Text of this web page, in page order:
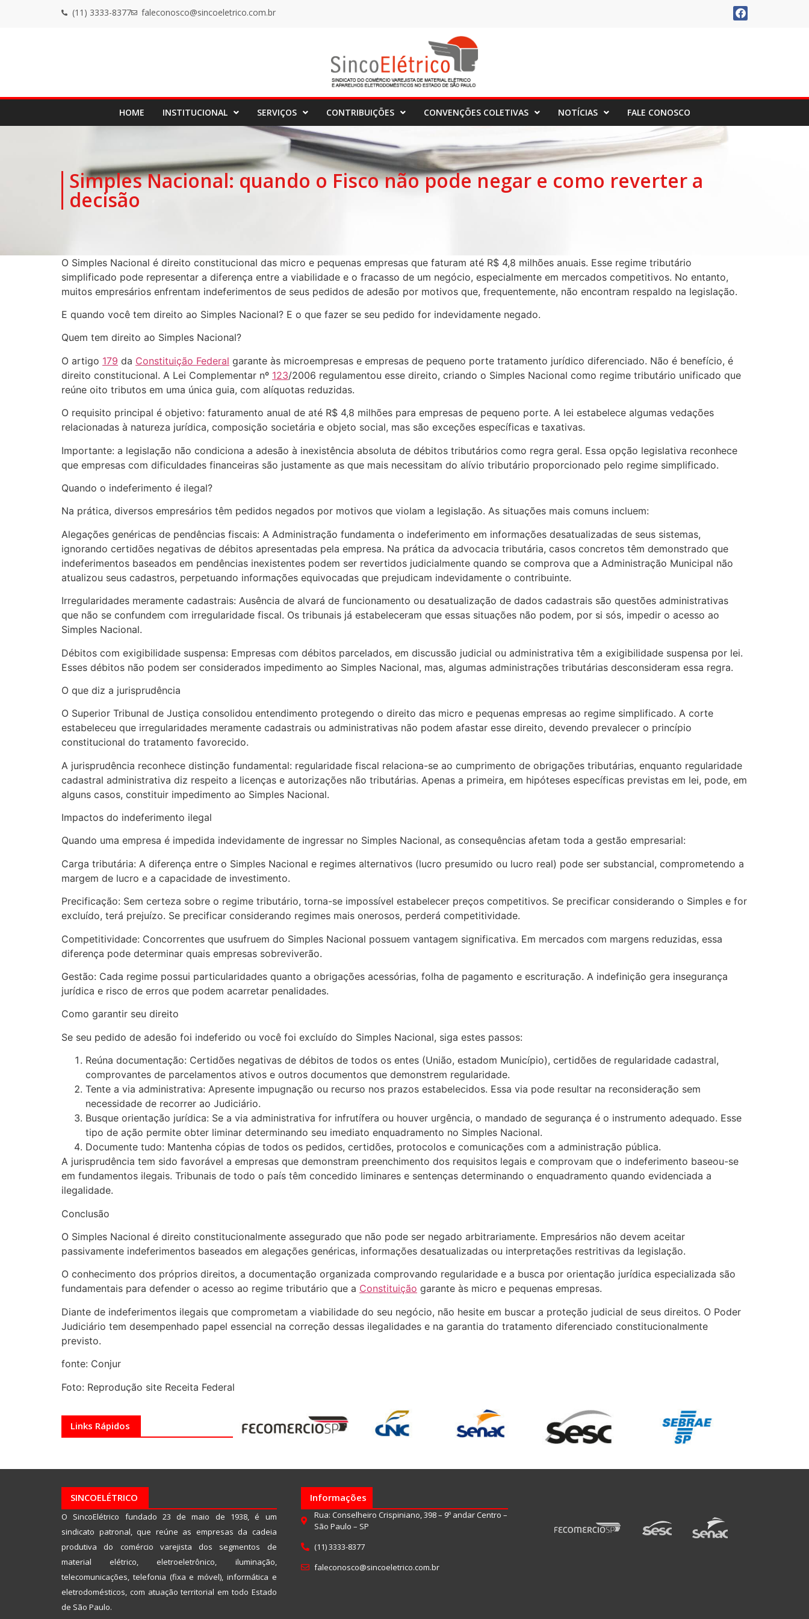
(11) 3333-8377 faleconosco@sincoeletrico.com.br
HOME INSTITUCIONAL SERVIÇOS CONTRIBUIÇÕES CONVENÇÕES COLETIVAS NOTÍCIAS FALE CONOSCO
Simples Nacional: quando o Fisco não pode negar e como reverter a
decisão
O Simples Nacional é direito constitucional das micro e pequenas empresas que faturam até R$ 4,8 milhões anuais. Esse regime tributário
simplificado pode representar a diferença entre a viabilidade e o fracasso de um negócio, especialmente em mercados competitivos. No entanto,
muitos empresários enfrentam indeferimentos de seus pedidos de adesão por motivos que, frequentemente, não encontram respaldo na legislação.
E quando você tem direito ao Simples Nacional? E o que fazer se seu pedido for indevidamente negado.
Quem tem direito ao Simples Nacional?
O artigo 179 da Constituição Federal garante às microempresas e empresas de pequeno porte tratamento jurídico diferenciado. Não é benefício, é
direito constitucional. A Lei Complementar nº 123/2006 regulamentou esse direito, criando o Simples Nacional como regime tributário unificado que
reúne oito tributos em uma única guia, com alíquotas reduzidas.
O requisito principal é objetivo: faturamento anual de até R$ 4,8 milhões para empresas de pequeno porte. A lei estabelece algumas vedações
relacionadas à natureza jurídica, composição societária e objeto social, mas são exceções específicas e taxativas.
Importante: a legislação não condiciona a adesão à inexistência absoluta de débitos tributários como regra geral. Essa opção legislativa reconhece
que empresas com dificuldades financeiras são justamente as que mais necessitam do alívio tributário proporcionado pelo regime simplificado.
Quando o indeferimento é ilegal?
Na prática, diversos empresários têm pedidos negados por motivos que violam a legislação. As situações mais comuns incluem:
Alegações genéricas de pendências fiscais: A Administração fundamenta o indeferimento em informações desatualizadas de seus sistemas,
ignorando certidões negativas de débitos apresentadas pela empresa. Na prática da advocacia tributária, casos concretos têm demonstrado que
indeferimentos baseados em pendências inexistentes podem ser revertidos judicialmente quando se comprova que a Administração Municipal não
atualizou seus cadastros, perpetuando informações equivocadas que prejudicam indevidamente o contribuinte.
Irregularidades meramente cadastrais: Ausência de alvará de funcionamento ou desatualização de dados cadastrais são questões administrativas
que não se confundem com irregularidade fiscal. Os tribunais já estabeleceram que essas situações não podem, por si sós, impedir o acesso ao
Simples Nacional.
Débitos com exigibilidade suspensa: Empresas com débitos parcelados, em discussão judicial ou administrativa têm a exigibilidade suspensa por lei.
Esses débitos não podem ser considerados impedimento ao Simples Nacional, mas, algumas administrações tributárias desconsideram essa regra.
O que diz a jurisprudência
O Superior Tribunal de Justiça consolidou entendimento protegendo o direito das micro e pequenas empresas ao regime simplificado. A corte
estabeleceu que irregularidades meramente cadastrais ou administrativas não podem afastar esse direito, devendo prevalecer o princípio
constitucional do tratamento favorecido.
A jurisprudência reconhece distinção fundamental: regularidade fiscal relaciona-se ao cumprimento de obrigações tributárias, enquanto regularidade
cadastral administrativa diz respeito a licenças e autorizações não tributárias. Apenas a primeira, em hipóteses específicas previstas em lei, pode, em
alguns casos, constituir impedimento ao Simples Nacional.
Impactos do indeferimento ilegal
Quando uma empresa é impedida indevidamente de ingressar no Simples Nacional, as consequências afetam toda a gestão empresarial:
Carga tributária: A diferença entre o Simples Nacional e regimes alternativos (lucro presumido ou lucro real) pode ser substancial, comprometendo a
margem de lucro e a capacidade de investimento.
Precificação: Sem certeza sobre o regime tributário, torna-se impossível estabelecer preços competitivos. Se precificar considerando o Simples e for
excluído, terá prejuízo. Se precificar considerando regimes mais onerosos, perderá competitividade.
Competitividade: Concorrentes que usufruem do Simples Nacional possuem vantagem significativa. Em mercados com margens reduzidas, essa
diferença pode determinar quais empresas sobreviverão.
Gestão: Cada regime possui particularidades quanto a obrigações acessórias, folha de pagamento e escrituração. A indefinição gera insegurança
jurídica e risco de erros que podem acarretar penalidades.
Como garantir seu direito
Se seu pedido de adesão foi indeferido ou você foi excluído do Simples Nacional, siga estes passos:
Reúna documentação: Certidões negativas de débitos de todos os entes (União, estadom Município), certidões de regularidade cadastral,
comprovantes de parcelamentos ativos e outros documentos que demonstrem regularidade.
Tente a via administrativa: Apresente impugnação ou recurso nos prazos estabelecidos. Essa via pode resultar na reconsideração sem
necessidade de recorrer ao Judiciário.
Busque orientação jurídica: Se a via administrativa for infrutífera ou houver urgência, o mandado de segurança é o instrumento adequado. Esse
tipo de ação permite obter liminar determinando seu imediato enquadramento no Simples Nacional.
Documente tudo: Mantenha cópias de todos os pedidos, certidões, protocolos e comunicações com a administração pública.
A jurisprudência tem sido favorável a empresas que demonstram preenchimento dos requisitos legais e comprovam que o indeferimento baseou-se
em fundamentos ilegais. Tribunais de todo o país têm concedido liminares e sentenças determinando o enquadramento quando evidenciada a
ilegalidade.
Conclusão
O Simples Nacional é direito constitucionalmente assegurado que não pode ser negado arbitrariamente. Empresários não devem aceitar
passivamente indeferimentos baseados em alegações genéricas, informações desatualizadas ou interpretações restritivas da legislação.
O conhecimento dos próprios direitos, a documentação organizada comprovando regularidade e a busca por orientação jurídica especializada são
fundamentais para defender o acesso ao regime tributário que a Constituição garante às micro e pequenas empresas.
Diante de indeferimentos ilegais que comprometam a viabilidade do seu negócio, não hesite em buscar a proteção judicial de seus direitos. O Poder
Judiciário tem desempenhado papel essencial na correção dessas ilegalidades e na garantia do tratamento diferenciado constitucionalmente
previsto.
fonte: Conjur
Foto: Reprodução site Receita Federal
Links Rápidos
SINCOELÉTRICO
O SincoElétrico fundado 23 de maio de 1938, é um
sindicato patronal, que reúne as empresas da cadeia
produtiva do comércio varejista dos segmentos de
material elétrico, eletroeletrônico, iluminação,
telecomunicações, telefonia (fixa e móvel), informática e
eletrodomésticos, com atuação territorial em todo Estado
de São Paulo.
Informações
Rua: Conselheiro Crispiniano, 398 – 9º andar Centro –
São Paulo – SP
(11) 3333-8377
faleconosco@sincoeletrico.com.br